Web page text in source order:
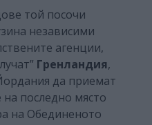
той посочи
независими
агенции,
Гренландия,
да приемат
на последно място
на Обединеното